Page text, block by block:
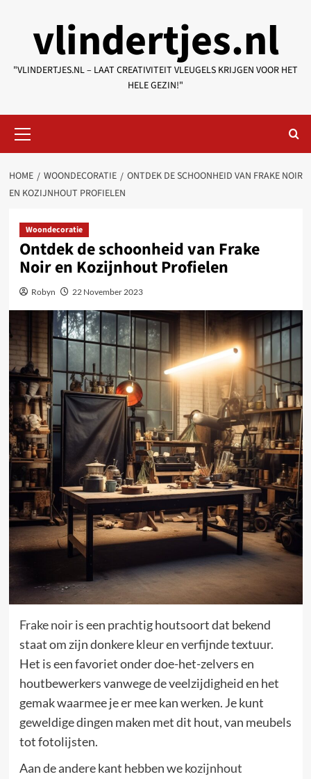
contentvlindertjes.nl
"VLINDERTJES.NL – LAAT CREATIVITEIT VLEUGELS KRIJGEN VOOR HET
HELE GEZIN!"
Menu
HOME WOONDECORATIE
ONTDEK DE SCHOONHEID VAN FRAKE NOIR
EN KOZIJNHOUT PROFIELEN
Woondecoratie
Ontdek de schoonheid van Frake
Noir en Kozijnhout Profielen
Robyn 22 November 2023
Frake noiris een prachtig houtsoort dat bekend
staat om zijn donkere kleur en verfijnde textuur.
Het is een favoriet onder doe-het-zelvers en
houtbewerkers vanwege de veelzijdigheid en het
gemak waarmee je er mee kan werken. Je kunt
geweldige dingen maken met dit hout, van meubels
tot fotolijsten.
Aan de andere kant hebben wekozijnhout